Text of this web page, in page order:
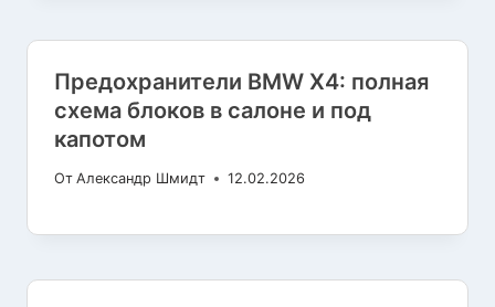
Предохранители BMW X4: полная
схема блоков в салоне и под
капотом
От Александр Шмидт 12.02.2026